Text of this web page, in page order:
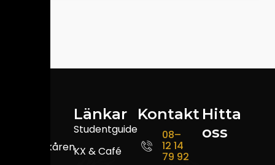
studentkåren
Länkar
Studentguide
KX & Café
Kontakt
08–
12 14
79 92
Hitta
oss